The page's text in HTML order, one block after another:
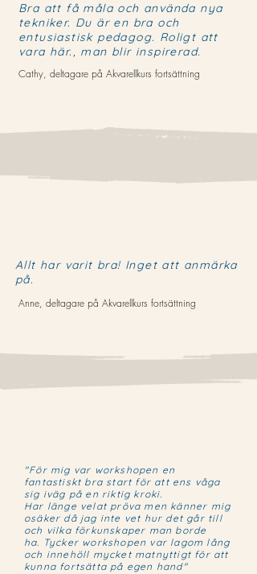
Bra att få måla och använda nya
tekniker. Du är en bra och
entusiastisk pedagog. Roligt att
vara här., man blir inspirerad.
Cathy, deltagare på Akvarellkurs fortsättning
Allt har varit bra! Inget att anmärka
på.
Anne, deltagare på Akvarellkurs fortsättning
"För mig var workshopen en
fantastiskt bra start för att ens våga
sig iväg på en riktig kroki.
Har länge velat pröva men känner mig
osäker då jag inte vet hur det går till
och vilka förkunskaper man borde
ha. Tycker workshopen var lagom lång
och innehöll mycket matnyttigt för att
kunna fortsätta på egen hand"